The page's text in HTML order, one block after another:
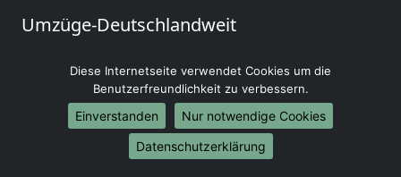
Umzüge-Deutschlandweit
Umzug von Solingen nach Hamburg
Umzug von Solingen nach München
Umzug von Solingen nach Köln
Umzug von Solingen nach Frankfurt am Main
Umzug von Solingen nach Stuttgart
Diese Internetseite verwendet Cookies um die
Benutzerfreundlichkeit zu verbessern.
Einverstanden
Nur notwendige Cookies
Datenschutzerklärung